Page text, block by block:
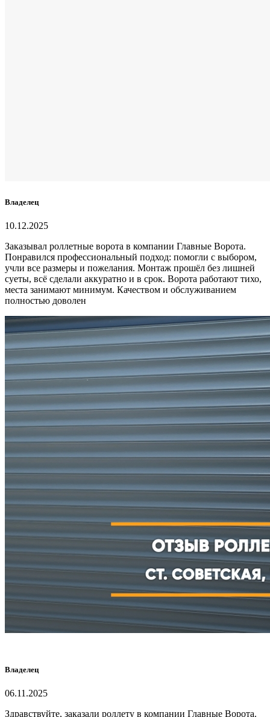
Владелец
10.12.2025
Заказывал роллетные ворота в компании Главные Ворота.
Понравился профессиональный подход: помогли с выбором,
учли все размеры и пожелания. Монтаж прошёл без лишней
суеты, всё сделали аккуратно и в срок. Ворота работают тихо,
места занимают минимум. Качеством и обслуживанием
полностью доволен
Владелец
06.11.2025
Здравствуйте, заказали роллету в компании Главные Ворота.